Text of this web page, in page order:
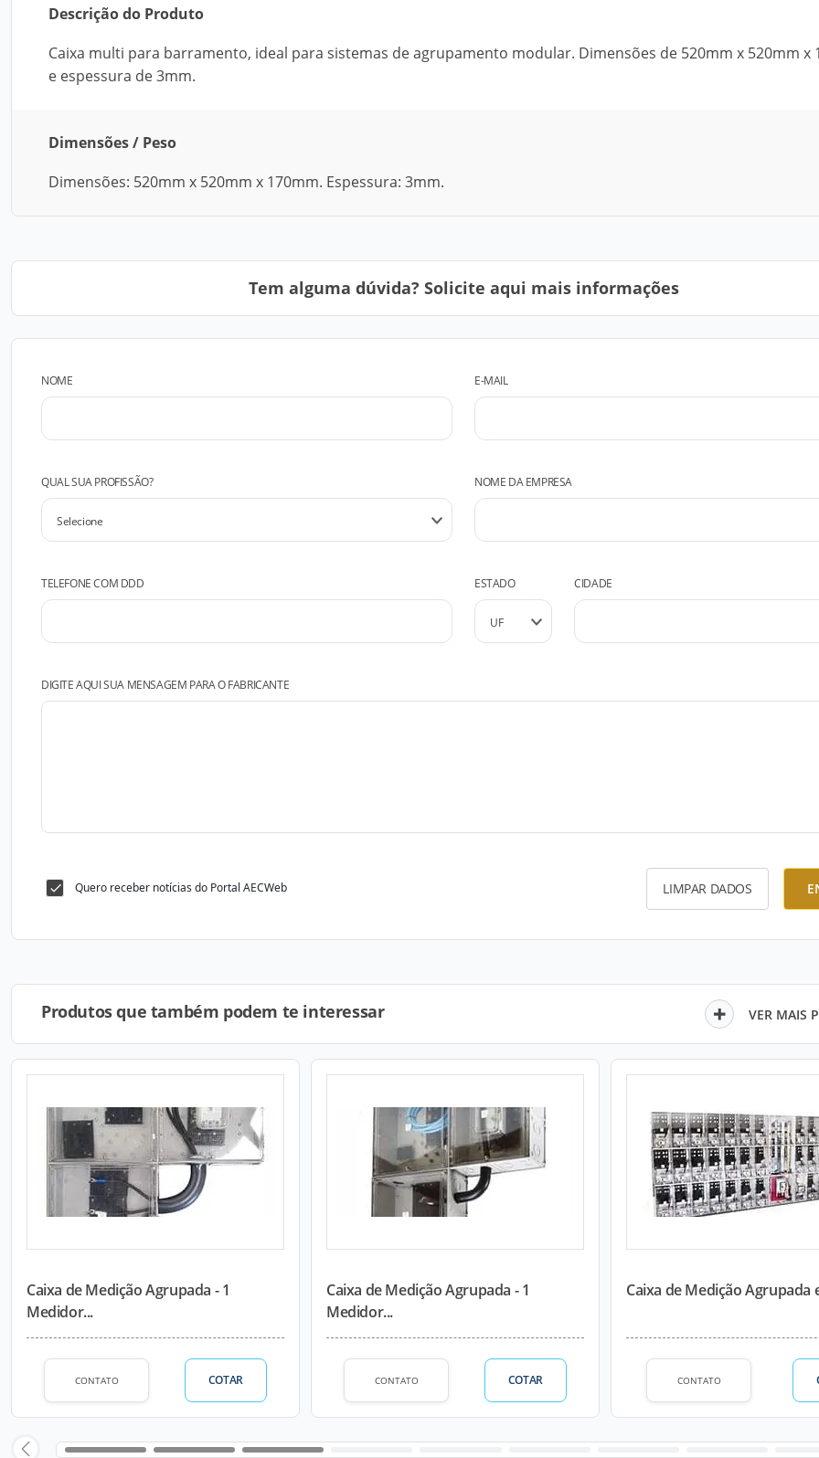
Descrição do Produto
Caixa multi para barramento, ideal para sistemas de agrupamento modular. Dimensões de 520mm x 520mm x
e espessura de 3mm.
Dimensões / Peso
Dimensões: 520mm x 520mm x 170mm. Espessura: 3mm.
Tem alguma dúvida? Solicite aqui mais informações
NOME E-MAIL
QUAL SUA PROFISSÃO? NOME DA EMPRESA
TELEFONE COM DDD ESTADO CIDADE
DIGITE AQUI SUA MENSAGEM PARA O FABRICANTE
Quero receber notícias do Portal AECWeb LIMPAR DADOS
Produtos que também podem te interessar VER MAIS
Caixa de Medição Agrupada - 1
Medidor...
CONTATO COTAR
Caixa de Medição Agrupada - 1
Medidor...
CONTATO COTAR
Caixa de Medição Agrupada
CONTATO